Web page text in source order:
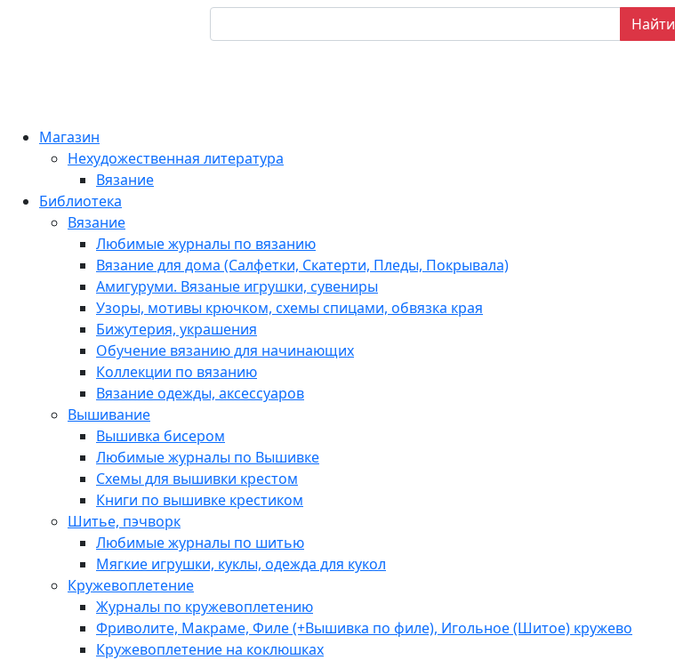
Найти
Магазин
Нехудожественная литература
Вязание
Библиотека
Вязание
Любимые журналы по вязанию
Вязание для дома (Салфетки, Скатерти, Пледы, Покрывала)
Амигуруми. Вязаные игрушки, сувениры
Узоры, мотивы крючком, схемы спицами, обвязка края
Бижутерия, украшения
Обучение вязанию для начинающих
Коллекции по вязанию
Вязание одежды, аксессуаров
Вышивание
Вышивка бисером
Любимые журналы по Вышивке
Схемы для вышивки крестом
Книги по вышивке крестиком
Шитье, пэчворк
Любимые журналы по шитью
Мягкие игрушки, куклы, одежда для кукол
Кружевоплетение
Журналы по кружевоплетению
Фриволите, Макраме, Филе (+Вышивка по филе), Игольное (Шитое) кружево
Кружевоплетение на коклюшках